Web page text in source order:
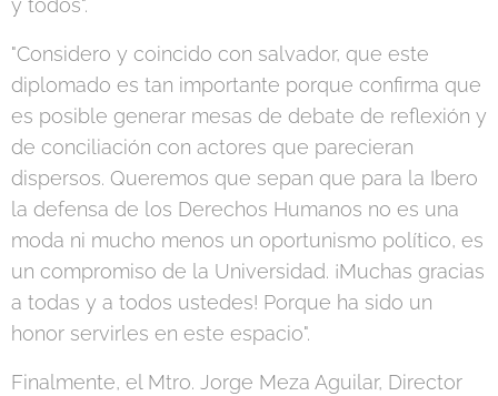
y todos".
"Considero y coincido con salvador, que este
diplomado es tan importante porque confirma que
es posible generar mesas de debate de reflexión y
de conciliación con actores que parecieran
dispersos. Queremos que sepan que para la Ibero
la defensa de los Derechos Humanos no es una
moda ni mucho menos un oportunismo político, es
un compromiso de la Universidad. ¡Muchas gracias
a todas y a todos ustedes! Porque ha sido un
honor servirles en este espacio".
Finalmente, el Mtro. Jorge Meza Aguilar, Director